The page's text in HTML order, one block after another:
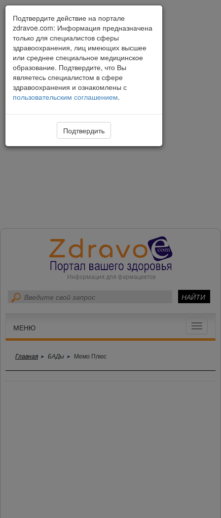
Toggle
МЕНЮ
Главная БАДы Мемо Плюс
Подтвердите действие на портале
zdravoe.com: Информация предназначена
только для специалистов сферы
здравоохранения, лиц имеющих высшее
или среднее специальное медицинское
образование. Подтвердите, что Вы
являетесь специалистом в сфере
здравоохранения и ознакомлены с
пользовательским соглашением.
Подтвердить